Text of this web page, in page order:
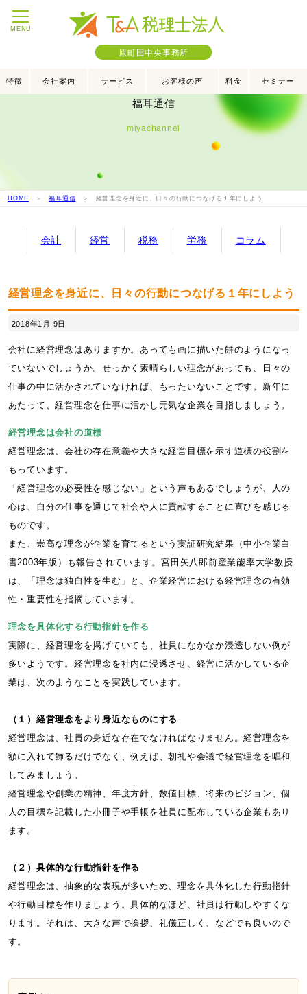
MENU
原町田中央事務所
特徴 会社案内 サービス お客様の声 料金 セミナー
福耳通信
miyachannel
HOME ＞福耳通信 ＞ 経営理念を身近に、日々の行動につなげる１年にしよう
会計 経営 税務 労務 コラム
経営理念を身近に、日々の行動につなげる１年にしよう
2018年1月 9日
会社に経営理念はありますか。あっても画に描いた餅のようになっ
ていないでしょうか。せっかく素晴らしい理念があっても、日々の
仕事の中に活かされていなければ、もったいないことです。新年に
あたって、経営理念を仕事に活かし元気な企業を目指しましょう。
経営理念は会社の道標
経営理念は、会社の存在意義や大きな経営目標を示す道標の役割を
もっています。
「経営理念の必要性を感じない」という声もあるでしょうが、人の
心は、自分の仕事を通じて社会や人に貢献することに喜びを感じる
ものです。
また、崇高な理念が企業を育てるという実証研究結果（中小企業白
書2003年版）も報告されています。宮田矢八郎前産業能率大学教授
は、「理念は独自性を生む」と、企業経営における経営理念の有効
性・重要性を指摘しています。
理念を具体化する行動指針を作る
実際に、経営理念を掲げていても、社員になかなか浸透しない例が
多いようです。経営理念を社内に浸透させ、経営に活かしている企
業は、次のようなことを実践しています。
（１）経営理念をより身近なものにする
経営理念は、社員の身近な存在でなければなりません。経営理念を
額に入れて飾るだけでなく、例えば、朝礼や会議で経営理念を唱和
してみましょう。
経営理念や創業の精神、年度方針、数値目標、将来のビジョン、個
人の目標を記載した小冊子や手帳を社員に配布している企業もあり
ます。
（２）具体的な行動指針を作る
経営理念は、抽象的な表現が多いため、理念を具体化した行動指針
や行動目標を作りましょう。具体的なほど、社員は行動しやすくな
ります。それは、大きな声で挨拶、礼儀正しく、などでも良いので
す。